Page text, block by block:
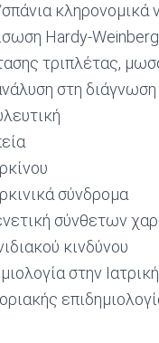
κληρονομικά
Hardy-Weinberg
τριπλέτας,
στη
σύνδρομα
σύνθετων
κινδύνου
στην